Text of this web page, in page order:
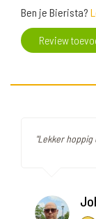
Ben je Bierista?
Review
"Lekker